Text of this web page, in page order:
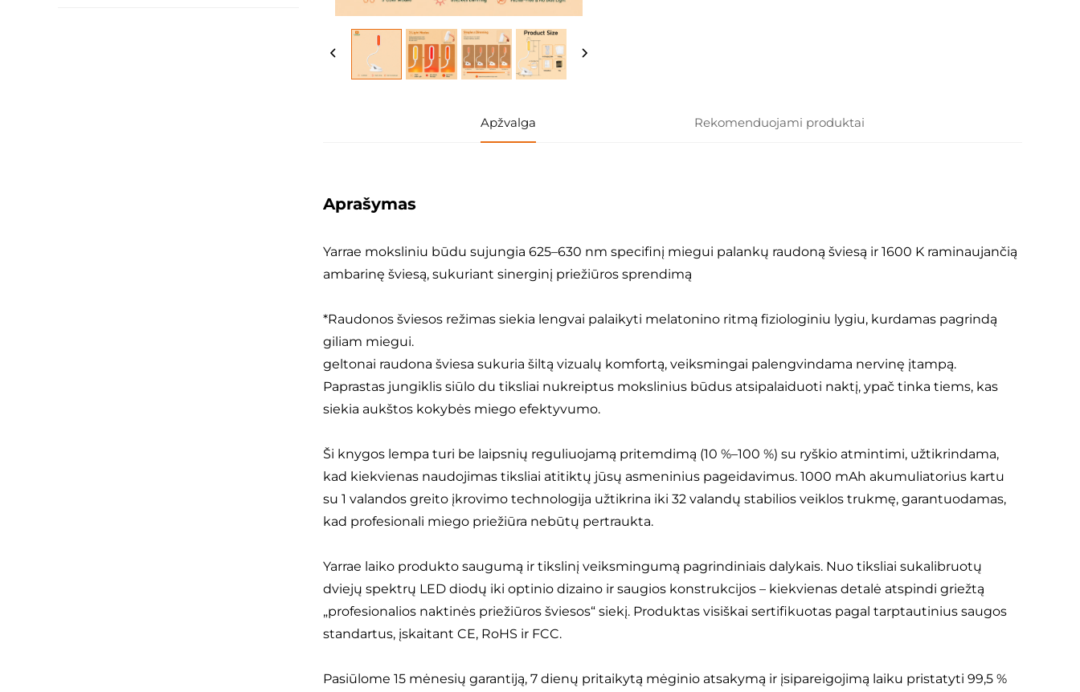
Apžvalga Rekomenduojami produktai
Aprašymas
Yarrae moksliniu būdu sujungia 625–630 nm specifinį miegui palankų raudoną šviesą ir 1600 K raminaujančią
ambarinę šviesą, sukuriant sinerginį priežiūros sprendimą
*Raudonos šviesos režimas siekia lengvai palaikyti melatonino ritmą fiziologiniu lygiu, kurdamas pagrindą
giliam miegui.
geltonai raudona šviesa sukuria šiltą vizualų komfortą, veiksmingai palengvindama nervinę įtampą.
Paprastas jungiklis siūlo du tiksliai nukreiptus mokslinius būdus atsipalaiduoti naktį, ypač tinka tiems, kas
siekia aukštos kokybės miego efektyvumo.
Ši knygos lempa turi be laipsnių reguliuojamą pritemdimą (10 %–100 %) su ryškio atmintimi, užtikrindama,
kad kiekvienas naudojimas tiksliai atitiktų jūsų asmeninius pageidavimus. 1000 mAh akumuliatorius kartu
su 1 valandos greito įkrovimo technologija užtikrina iki 32 valandų stabilios veiklos trukmę, garantuodamas,
kad profesionali miego priežiūra nebūtų pertraukta.
Yarrae laiko produkto saugumą ir tikslinį veiksmingumą pagrindiniais dalykais. Nuo tiksliai sukalibruotų
dviejų spektrų LED diodų iki optinio dizaino ir saugios konstrukcijos – kiekvienas detalė atspindi griežtą
„profesionalios naktinės priežiūros šviesos“ siekį. Produktas visiškai sertifikuotas pagal tarptautinius saugos
standartus, įskaitant CE, RoHS ir FCC.
Pasiūlome 15 mėnesių garantiją, 7 dienų pritaikytą mėginio atsakymą ir įsipareigojimą laiku pristatyti 99,5 %